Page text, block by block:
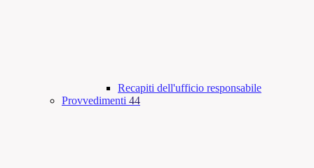
Recapiti dell'ufficio responsabile
Provvedimenti 44